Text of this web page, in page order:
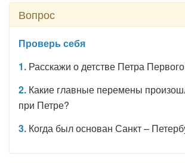
Вопрос
Проверь себя
1. Расскажи о детстве Петра
2. Какие главные перемены
при Петре?
3. Когда был основан Санкт –